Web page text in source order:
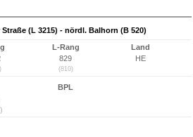
(L 3215) - nördl. Balhorn (B 520)
L-Rang
829
(810)
Land
HE
BPL